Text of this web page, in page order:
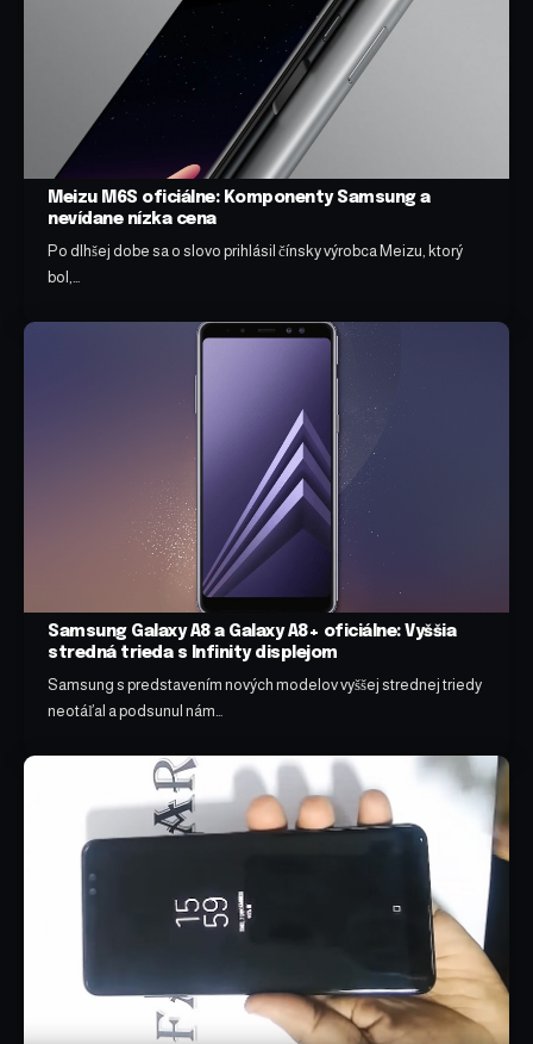
Meizu M6S oficiálne: Komponenty Samsung a
nevídane nízka cena
Po dlhšej dobe sa o slovo prihlásil čínsky výrobca Meizu, ktorý
bol,…
Samsung Galaxy A8 a Galaxy A8+ oficiálne: Vyššia
stredná trieda s Infinity displejom
Samsung s predstavením nových modelov vyššej strednej triedy
neotáľal a podsunul nám…